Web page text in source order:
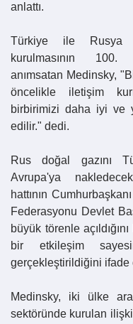
anlattı.
Türkiye ile Rusya
kurulmasının 100.
anımsatan Medinsky,
öncelikle iletişim
birbirimizi daha iyi ve
edilir." dedi.
Rus doğal gazını
Avrupa'ya
hattının
Federasyonu Devlet
büyük törenle
bir etkileşim
gerçekleştirildiğini ifade
Medinsky, iki ülke
sektöründe kurulan